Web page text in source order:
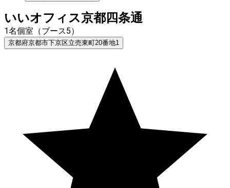
いいオフィス京都四条通
1名個室（ブース5）
京都府京都市下京区立売東町20番地1